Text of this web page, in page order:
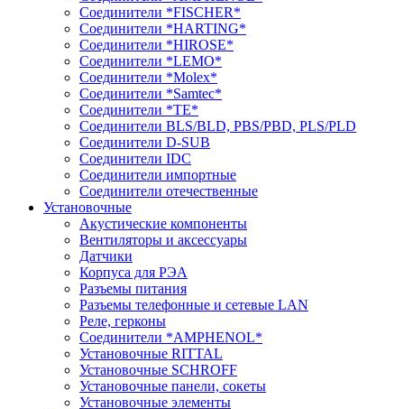
Соединители *FISCHER*
Соединители *HARTING*
Соединители *HIROSE*
Соединители *LEMO*
Соединители *Molex*
Соединители *Samtec*
Соединители *TE*
Соединители BLS/BLD, PBS/PBD, PLS/PLD
Соединители D-SUB
Соединители IDC
Соединители импортные
Соединители отечественные
Установочные
Акустические компоненты
Вентиляторы и аксессуары
Датчики
Корпуса для РЭА
Разъемы питания
Разъемы телефонные и сетевые LAN
Реле, герконы
Соединители *AMPHENOL*
Установочные RITTAL
Установочные SCHROFF
Установочные панели, сокеты
Установочные элементы